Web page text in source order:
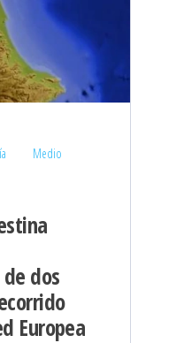
Medio
dos
Europea